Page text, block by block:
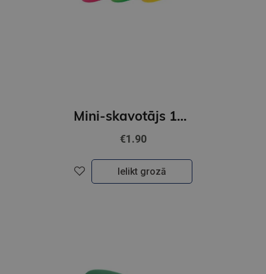
Mini-skavotājs 12lpp,zaļš
€1.90
Ielikt grozā